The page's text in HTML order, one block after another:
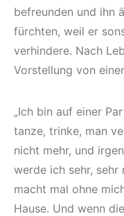
befreunden und ihn
fürchten, weil er
verhindere. Nach
Vorstellung von
„Ich bin auf einer
tanze, trinke, man
nicht mehr, und
werde ich sehr, sehr
macht mal ohne
Hause. Und wenn